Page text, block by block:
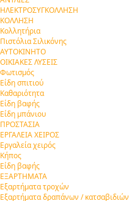
ΗΛΕΚΤΡΟΣΥΓΚΟΛΛΗΣΗ
ΚΟΛΛΗΣΗ
Κολλητήρια
Πιστόλια Σιλικόνης
ΑΥΤΟΚΙΝΗΤΟ
ΟΙΚΙΑΚΕΣ ΛΥΣΕΙΣ
Φωτισμός
Είδη σπιτιού
Καθαριότητα
Είδη βαφής
Είδη μπάνιου
ΠΡΟΣΤΑΣΙΑ
ΕΡΓΑΛΕΙΑ ΧΕΙΡΟΣ
Εργαλεία χειρός
Κήπος
Είδη βαφής
ΕΞΑΡΤΗΜΑΤΑ
Εξαρτήματα τροχών
Εξαρτήματα δραπάνων / κατσαβιδιών